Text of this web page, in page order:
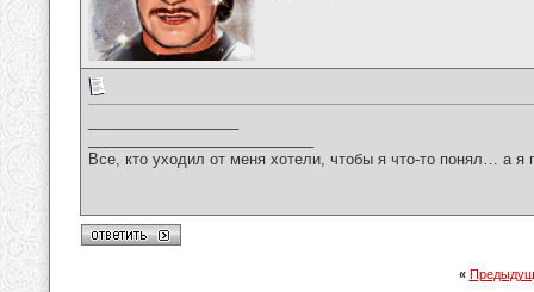
Все, кто уходил от меня хотели, чтобы я что-то понял… а
«